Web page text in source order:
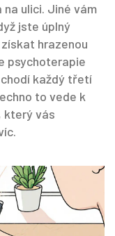
ulici. Jiné vám
jste úplný
hrazenou
psychoterapie
chodí každý třetí
to vede k
který vás